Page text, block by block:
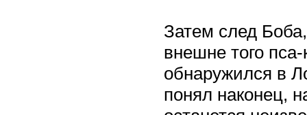
Затем след
внешне того
обнаружился в
понял наконец,